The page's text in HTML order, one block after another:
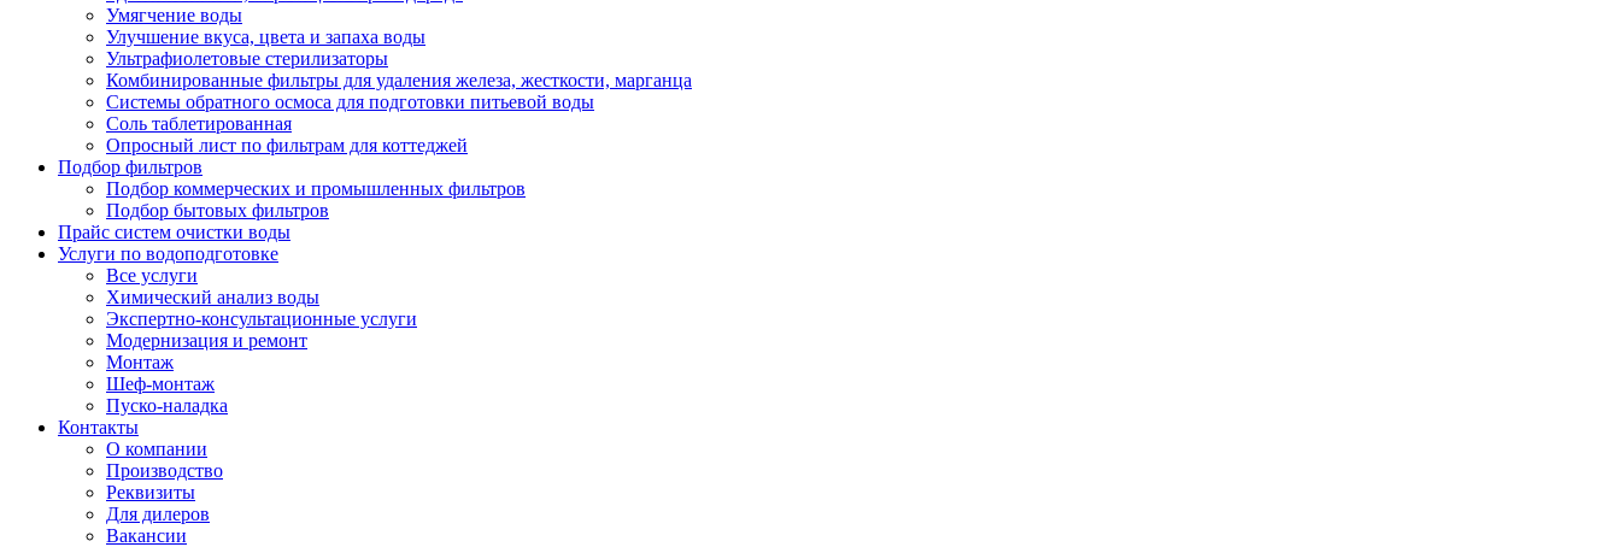
Умягчение воды
Улучшение вкуса, цвета и запаха воды
Ультрафиолетовые стерилизаторы
Комбинированные фильтры для удаления железа, жесткости, марганца
Системы обратного осмоса для подготовки питьевой воды
Соль таблетированная
Опросный лист по фильтрам для коттеджей
Подбор фильтров
Подбор коммерческих и промышленных фильтров
Подбор бытовых фильтров
Прайс систем очистки воды
Услуги по водоподготовке
Все услуги
Химический анализ воды
Экспертно-консультационные услуги
Модернизация и ремонт
Монтаж
Шеф-монтаж
Пуско-наладка
Контакты
О компании
Производство
Реквизиты
Для дилеров
Вакансии